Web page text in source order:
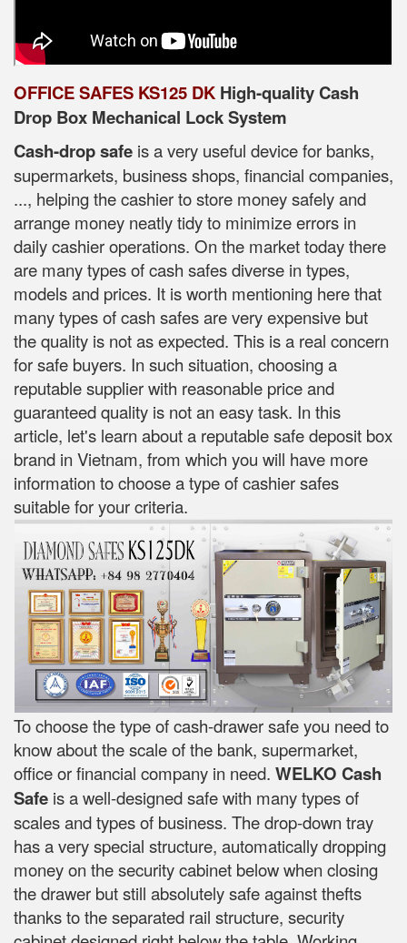
OFFICE SAFES KS125 DK High-quality Cash
Drop Box Mechanical Lock System
Cash-drop safe is a very useful device for banks,
supermarkets, business shops, financial companies,
..., helping the cashier to store money safely and
arrange money neatly tidy to minimize errors in
daily cashier operations. On the market today there
are many types of cash safes diverse in types,
models and prices. It is worth mentioning here that
many types of cash safes are very expensive but
the quality is not as expected. This is a real concern
for safe buyers. In such situation, choosing a
reputable supplier with reasonable price and
guaranteed quality is not an easy task. In this
article, let's learn about a reputable safe deposit box
brand in Vietnam, from which you will have more
information to choose a type of cashier safes
suitable for your criteria.
To choose the type of cash-drawer safe you need to
know about the scale of the bank, supermarket,
office or financial company in need. WELKO Cash
Safe is a well-designed safe with many types of
scales and types of business. The drop-down tray
has a very special structure, automatically dropping
money on the security cabinet below when closing
the drawer but still absolutely safe against thefts
thanks to the separated rail structure, security